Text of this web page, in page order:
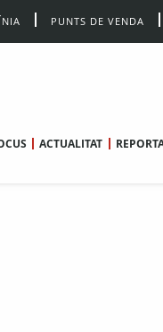
PUNTS DE VENDA
ACTUALITAT